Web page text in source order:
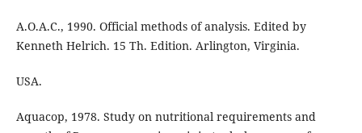
A.O.A.C., 1990. Official methods of analysis. Edited by
Kenneth Helrich. 15 Th. Edition. Arlington, Virginia.
USA.
Aquacop, 1978. Study on nutritional requirements and